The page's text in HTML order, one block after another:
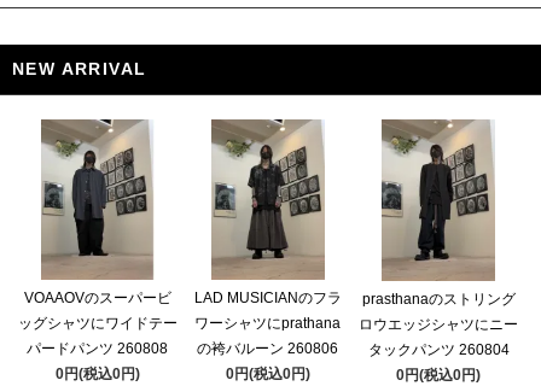
NEW ARRIVAL
VOAAOVのスーパービ
ッグシャツにワイドテー
パードパンツ 260808
0円(税込0円)
LAD MUSICIANのフラ
ワーシャツにprathana
の袴バルーン 260806
0円(税込0円)
prasthanaのストリング
ロウエッジシャツにニー
タックパンツ 260804
0円(税込0円)